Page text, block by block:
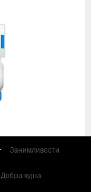
Занимливости
Добра кујна